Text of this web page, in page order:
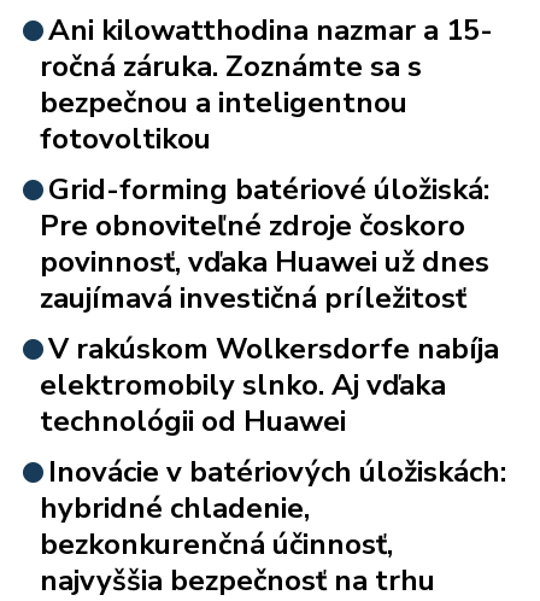
Ani kilowatthodina nazmar a 15-
ročná záruka. Zoznámte sa s
bezpečnou a inteligentnou
fotovoltikou
Grid-forming batériové úložiská:
Pre obnoviteľné zdroje čoskoro
povinnosť, vďaka Huawei už dnes
zaujímavá investičná príležitosť
V rakúskom Wolkersdorfe nabíja
elektromobily slnko. Aj vďaka
technológii od Huawei
Inovácie v batériových úložiskách:
hybridné chladenie,
bezkonkurenčná účinnosť,
najvyššia bezpečnosť na trhu